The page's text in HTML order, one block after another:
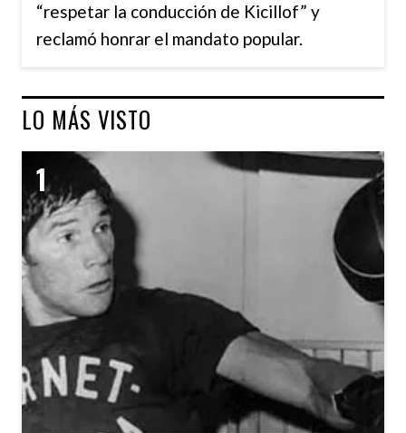
“respetar la conducción de Kicillof” y
reclamó honrar el mandato popular.
LO MÁS VISTO